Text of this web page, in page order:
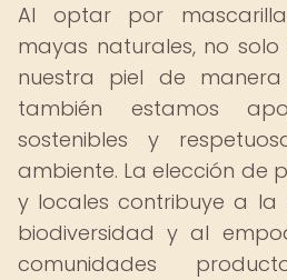
Al optar por
mayas naturales, no
nuestra piel de
también estamos
sostenibles y
ambiente. La elección de
y locales contribuye a la
biodiversidad y al
comunidades